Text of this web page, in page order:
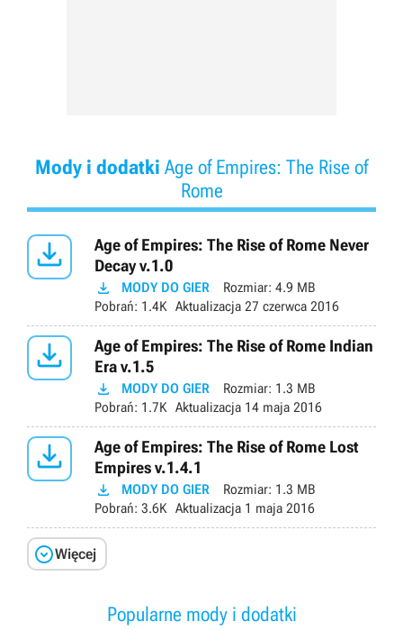
Mody i dodatki Age of Empires: The Rise of
Rome

Age of Empires: The Rise of Rome Never
Decay v.1.0
 MODY DO GIER Rozmiar: 4.9 MB
Pobrań: 1.4K Aktualizacja 27 czerwca 2016

Age of Empires: The Rise of Rome Indian
Era v.1.5
 MODY DO GIER Rozmiar: 1.3 MB
Pobrań: 1.7K Aktualizacja 14 maja 2016

Age of Empires: The Rise of Rome Lost
Empires v.1.4.1
 MODY DO GIER Rozmiar: 1.3 MB
Pobrań: 3.6K Aktualizacja 1 maja 2016
Więcej
Popularne mody i dodatki